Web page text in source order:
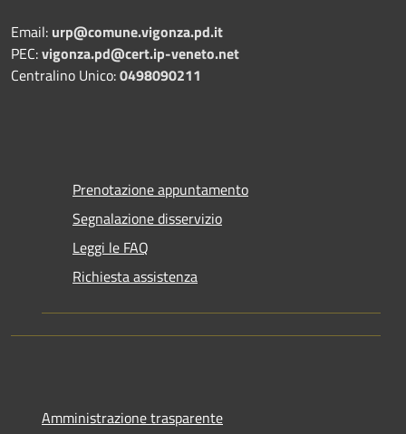
Email: urp@comune.vigonza.pd.it
PEC:vigonza.pd@cert.ip-veneto.net
Centralino Unico:0498090211
Prenotazione appuntamento
Segnalazione disservizio
Leggi le FAQ
Richiesta assistenza
Amministrazione trasparente